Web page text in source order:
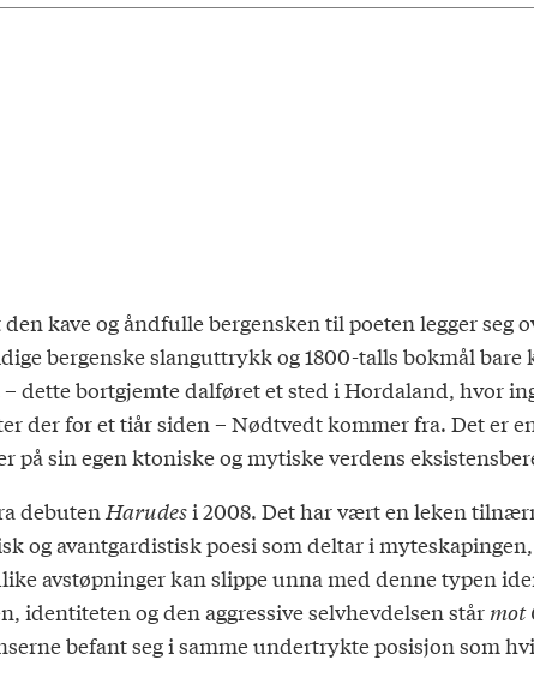
kave og åndfulle bergensken til poeten legger seg
bergenske slanguttrykk og 1800-talls bokmål bare
dette bortgjemte dalføret et sted i Hordaland, hvor
der for et tiår siden – Nødtvedt kommer fra. Det er
på sin egen ktoniske og mytiske verdens
debutenHarudesi 2008. Det har vært en leken
og avantgardistisk poesi som deltar i myteskapingen,
avstøpninger kan slippe unna med denne typen
identiteten og den aggressive selvhevdelsen stårmot
befant seg i samme undertrykte posisjon som